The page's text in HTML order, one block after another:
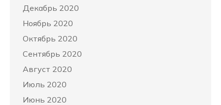
Декабрь 2020
Ноябрь 2020
Октябрь 2020
Сентябрь 2020
Август 2020
Июль 2020
Июнь 2020